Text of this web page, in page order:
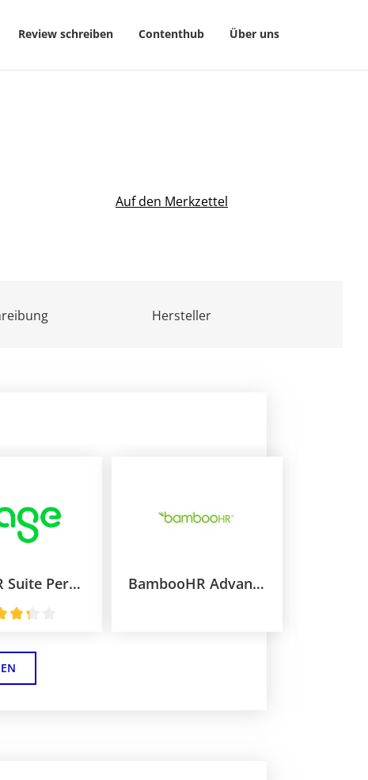
Review schreiben Contenthub Über uns
Auf den Merkzettel
Hersteller
Sage HR Suite Personalabrechnung + Zeitmanagement + Bewerbermanagement BambooHR Advantage